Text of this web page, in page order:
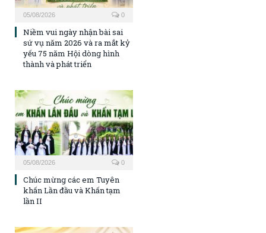
05/08/2026 0
Niềm vui ngày nhận bài sai
sứ vụ năm 2026 và ra mắt kỷ
yếu 75 năm Hội dòng hình
thành và phát triển
05/08/2026 0
Chúc mừng các em Tuyên
khấn Lần đầu và Khấn tạm
lần II